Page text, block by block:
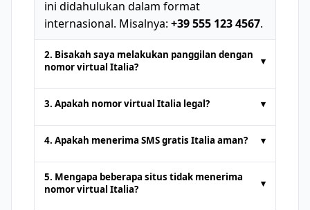
ini didahulukan dalam format
internasional. Misalnya: +39 555 123 4567.
2. Bisakah saya melakukan panggilan dengan
nomor virtual Italia?
▾
Nomor telepon sementara yang
disediakan oleh platform SMS online
Panggilan suara atau pengiriman SMS
standar tidak didukung. Beberapa
layanan premium mungkin menawarkan
3. Apakah nomor virtual Italia legal? ▾
Ya. Nomor virtual Italia sepenuhnya sah
untuk tindakan seperti
tidak boleh digunakan untuk kegiatan
4. Apakah menerima SMS gratis Italia aman? ▾
Mendapatkan SMS online gratis
dari
platform terkemuka adalah aman.
5. Mengapa beberapa situs tidak menerima
nomor virtual Italia?
▾